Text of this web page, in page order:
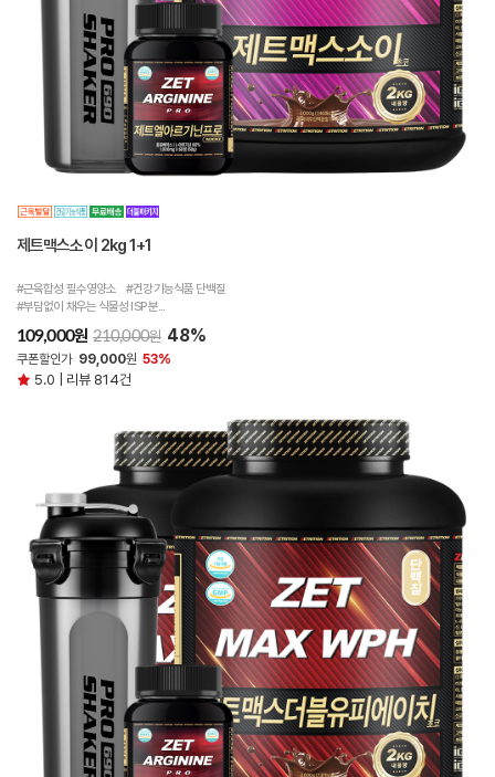
제트맥스소이 2kg 1+1
#근육합성 필수영양소 #건강기능식품 단백질
#부담없이 채우는 식물성 ISP 분...
109,000원 210,000원 48%
쿠폰할인가 99,000원 53%
5.0 | 리뷰 814건